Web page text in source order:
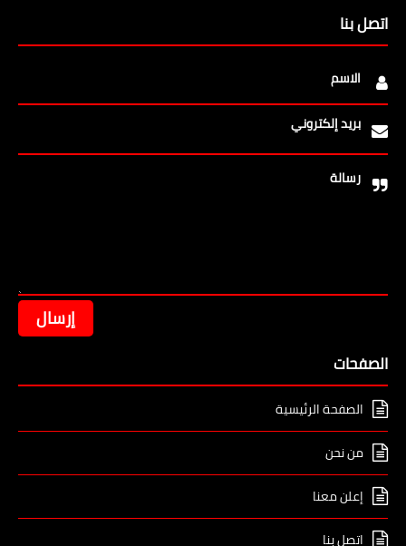
اتصل بنا
الاسم
بريد إلكتروني
رسالة
الصفحات
الصفحة الرئيسية
من نحن
إعلن معنا
اتصل بنا